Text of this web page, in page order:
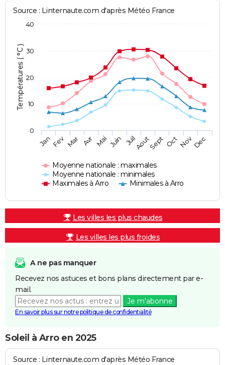
Températures ( °C )
Source : Linternaute.com d'après Météo France
Moyenne nationale : maximales
Moyenne nationale : minimales
Maximales à Arro
Minimales à Arro
JanFev Mar Avr Mai Juin JuilAoutSept OctNovDec
0
10
20
30
40
Les villes les plus chaudes
Les villes les plus froides
A ne pas manquer
Recevez nos astuces et bons plans directement par e-
mail.
Je m'abonne
En savoir plus sur notre politique de confidentialité
Soleil à Arro en 2025
Source : Linternaute.com d'après Météo France